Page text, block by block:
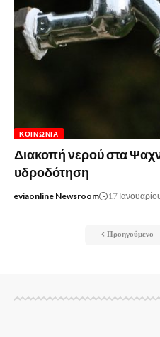
ΚΟΙΝΩΝΊΑ
Διακοπή νερού στα
υδροδότηση
eviaonline Newsroom 17
Προηγούμενο